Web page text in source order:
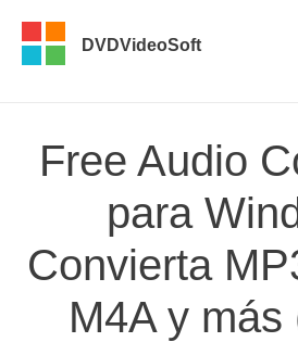
DVDVideoSoft
Free Audio
para
Convierta
M4A y más